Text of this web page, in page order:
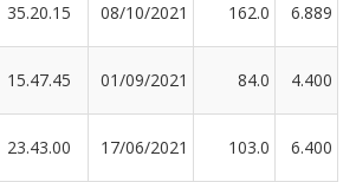
35.20.15 08/10/2021 162.0 6.889
15.47.45 01/09/2021 84.0 4.400
23.43.00 17/06/2021 103.0 6.400